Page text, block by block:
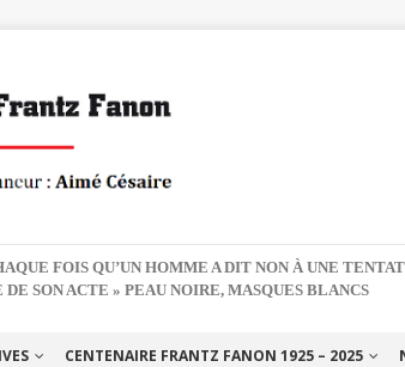
FOIS QU’UN HOMME A DIT NON À UNE
SON ACTE » PEAU NOIRE, MASQUES BLANCS
CENTENAIRE FRANTZ FANON 1925 – 2025